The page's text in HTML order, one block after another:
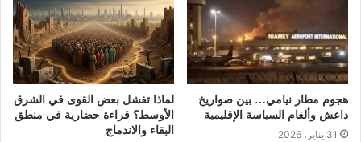
هجوم مطار نيامي… بين صواريخ
داعش وألغام السياسة الإقليمية
31 يناير، 2026
لماذا تفشل بعض القوى في الشرق
الأوسط؟ قراءة حضارية في منطق
البقاء والاندماج